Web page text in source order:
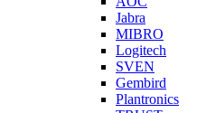
Jabra
MIBRO
Logitech
SVEN
Gembird
Plantronics